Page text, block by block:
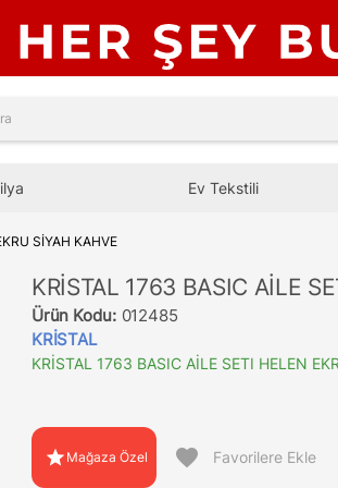
Ev Tekstili
SİYAH KAHVE
KRİSTAL 1763 BASIC AİLE
Ürün Kodu: 012485
KRİSTAL
KRİSTAL 1763 BASIC AİLE SETI HELEN
star Mağaza Özel favorite Favorilere Ekle